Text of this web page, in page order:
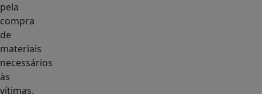
pela
compra
de
materiais
necessários
às
vítimas.